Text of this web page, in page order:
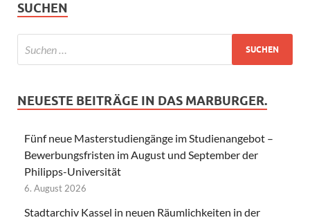
SUCHEN
NEUESTE BEITRÄGE IN DAS MARBURGER.
Fünf neue Masterstudiengänge im Studienangebot –
Bewerbungsfristen im August und September der
Philipps-Universität
6. August 2026
Stadtarchiv Kassel in neuen Räumlichkeiten in der